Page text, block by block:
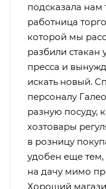
подсказала нам
работница
которой мы
разбили стакан
пресса и
искать новый.
персоналу
разную посуду,
хозтовары
в розницу
удобен еще тем,
на дачу мимо
Хороший